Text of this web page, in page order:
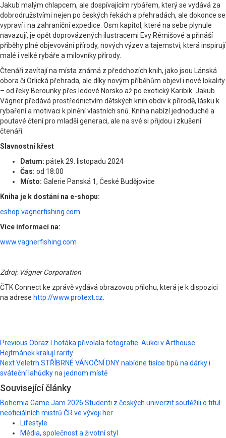
Jakub malým chlapcem, ale dospívajícím rybářem, který se vydává za
dobrodružstvími nejen po českých řekách a přehradách, ale dokonce se
vypraví i na zahraniční expedice. Osm kapitol, které na sebe plynule
navazují, je opět doprovázených ilustracemi Evy Rémišové a přináší
příběhy plné objevování přírody, nových výzev a tajemství, která inspirují
malé i velké rybáře a milovníky přírody.
Čtenáři zavítají na místa známá z předchozích knih, jako jsou Lánská
obora či Orlická přehrada, ale díky novým příběhům objeví i nové lokality
– od řeky Berounky přes ledové Norsko až po exotický Karibik. Jakub
Vágner předává prostřednictvím dětských knih obdiv k přírodě, lásku k
rybaření a motivaci k plnění vlastních snů. Kniha nabízí jednoduché a
poutavé čtení pro mladší generaci, ale na své si přijdou i zkušení
čtenáři.
Slavnostní křest
Datum: pátek 29. listopadu 2024
Čas: od 18:00
Místo: Galerie Panská 1, České Budějovice
Kniha je k dostání na e-shopu:
eshop.vagnerfishing.com
Více informací na:
www.vagnerfishing.com
Zdroj: Vágner Corporation
ČTK Connect ke zprávě vydává obrazovou přílohu, která je k dispozici
na adrese http://www.protext.cz.
Post
navigation
Previous Obraz Lhotáka přivolala fotografie. Aukci v Arthouse
Hejtmánek kralují rarity
NextVeletrh STŘÍBRNÉ VÁNOČNÍ DNY nabídne tisíce tipů na dárky i
sváteční lahůdky na jednom místě
Související články
Bohemia Game Jam 2026:Studenti z českých univerzit soutěžili o titul
neoficiálních mistrů ČR ve vývoji her
Lifestyle
Média, společnost a životní styl